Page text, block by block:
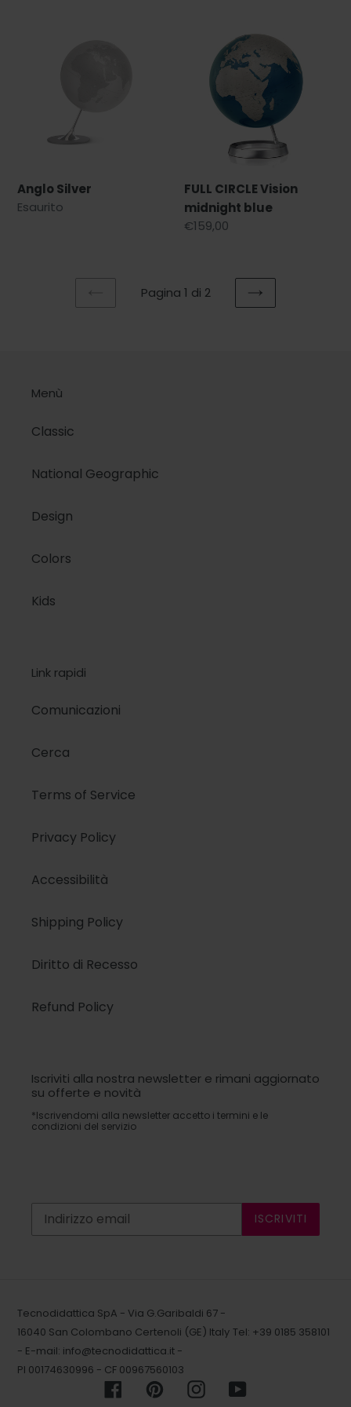
Anglo Silver
Prezzo
Esaurito
CIRCLE
Vision
midnight
FULL CIRCLE Vision
midnight blue
Prezzo
€159,00
PAGINA
Pagina 1 di 2
PAGINA
Menù
Classic
National Geographic
Design
Colors
Kids
Link rapidi
Comunicazioni
Cerca
Terms of Service
Privacy Policy
Accessibilità
Shipping Policy
Diritto di Recesso
Refund Policy
Iscriviti alla nostra newsletter e rimani aggiornato
su offerte e novità
*Iscrivendomi alla newsletter accetto i termini e le
condizioni del servizio
ISCRIVITI
Tecnodidattica SpA - Via G.Garibaldi 67 -
16040 San Colombano Certenoli (GE) Italy Tel: +39 0185 358101
- E-mail: info@tecnodidattica.it -
PI 00174630996 - CF 00967560103
FacebookPinterestInstagram